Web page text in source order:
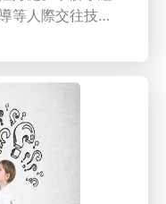
等人際交往技
解決能力。學習
挑戰，通過團隊
作體驗，個人為
，最終實現長期
理解同理心、積
中的關鍵作用，
絡如何顯著有益
抱協作的力量來